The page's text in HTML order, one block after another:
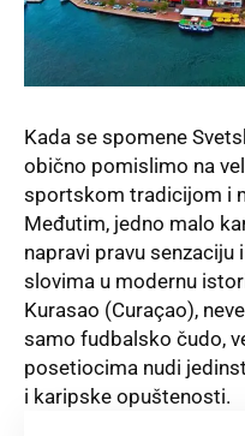
Kada se spomene
obično pomislimo na
sportskom tradicijom i
Međutim, jedno malo
napravi pravu senzaciju
slovima u modernu
Kurasao (Curaçao),
samo fudbalsko čudo,
posetiocima nudi
i karipske opuštenosti.